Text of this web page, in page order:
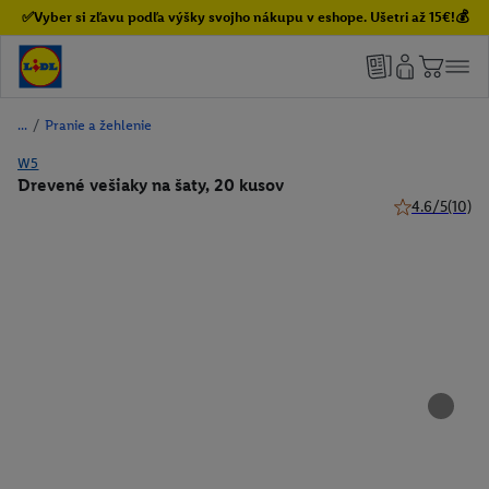
✅Vyber si zľavu podľa výšky svojho nákupu v eshope. Ušetri až 15€!💰
/ Pranie a žehlenie
W5
Drevené vešiaky na šaty, 20 kusov
4.6/5(10)